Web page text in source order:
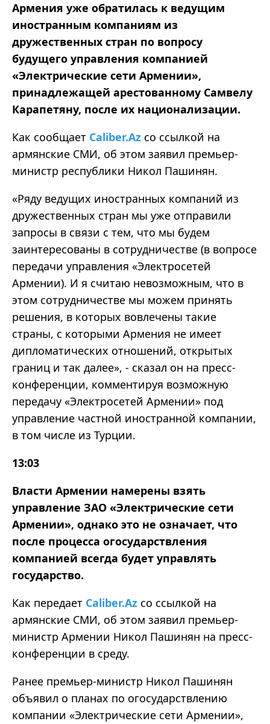
Армения уже обратилась к ведущим
иностранным компаниям из
дружественных стран по вопросу
будущего управления компанией
«Электрические сети Армении»,
принадлежащей арестованному Самвелу
Карапетяну, после их национализации.
Как сообщает Caliber.Az со ссылкой на
армянские СМИ, об этом заявил премьер-
министр республики Никол Пашинян.
«Ряду ведущих иностранных компаний из
дружественных стран мы уже отправили
запросы в связи с тем, что мы будем
заинтересованы в сотрудничестве (в вопросе
передачи управления «Электросетей
Армении). И я считаю невозможным, что в
этом сотрудничестве мы можем принять
решения, в которых вовлечены такие
страны, с которыми Армения не имеет
дипломатических отношений, открытых
границ и так далее», - сказал он на пресс-
конференции, комментируя возможную
передачу «Электросетей Армении» под
управление частной иностранной компании,
в том числе из Турции.
13:03
Власти Армении намерены взять
управление ЗАО «Электрические сети
Армении», однако это не означает, что
после процесса огосударствления
компанией всегда будет управлять
государство.
Как передает Caliber.Az со ссылкой на
армянские СМИ, об этом заявил премьер-
министр Армении Никол Пашинян на пресс-
конференции в среду.
Ранее премьер-министр Никол Пашинян
объявил о планах по огосударствлению
компании «Электрические сети Армении»,